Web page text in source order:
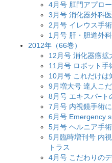
4月号 肛門アプロ
3月号 消化器外科
2月号 イレウス手
1月号 肝・胆道外
2012年（66巻）
12月号 消化器癌拡
11月号 ロボット手
10月号 これだけ
9月増大号 達人こ
8月号 エキスパ−ト
7月号 内視鏡手術
6月号 Emergency
5月号 ヘルニア手
5月臨時増刊号 内
トラス
4月号 こだわりの